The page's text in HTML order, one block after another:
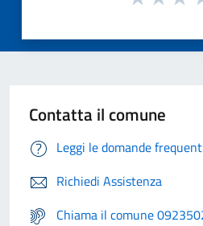
Contatta il comune
Leggi le domande
Richiedi Assistenza
Chiama il comune